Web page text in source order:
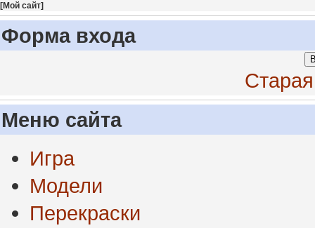
[Мой сайт]
Форма входа
Меню сайта
Игра
Модели
Перекраски